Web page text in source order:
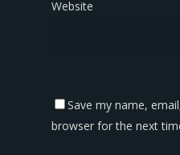
Website
Save my name,
browser for the next